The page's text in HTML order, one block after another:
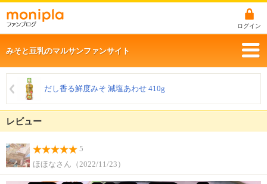
ログイン
みそと豆乳のマルサンファンサイト
だし香る鮮度みそ 減塩あわせ 410g
レビュー
5
ほほなさん（2022/11/23）